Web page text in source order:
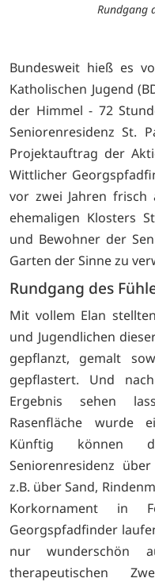
Rundgang
Bundesweit hieß es
Katholischen Jugend
der Himmel - 72
Seniorenresidenz St.
Projektauftrag der
Wittlicher
vor zwei Jahren frisch
ehemaligen Klosters
und Bewohner der
Garten der Sinne zu
Rundgang des
Mit vollem Elan
und Jugendlichen
gepflanzt, gemalt
gepflastert. Und
Ergebnis sehen
Rasenfläche wurde
Künftig können
Seniorenresidenz
z.B. über Sand,
Korkornament in
Georgspfadfinder
nur wunderschön
therapeutischen